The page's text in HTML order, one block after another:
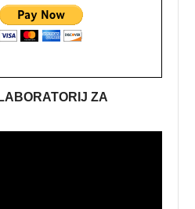
ZA